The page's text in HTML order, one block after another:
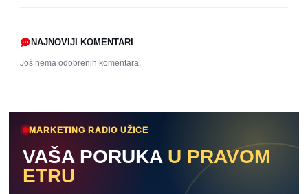
NAJNOVIJI KOMENTARI
Još nema odobrenih komentara.
MARKETING RADIO UŽICE
VAŠA PORUKA U PRAVOM
ETRU